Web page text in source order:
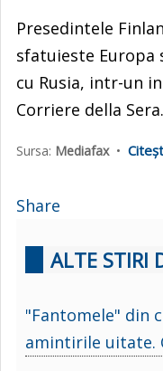
Presedintele
sfatuieste Europa
cu Rusia, intr-un
Corriere della Sera.
Sursa: Mediafax•
Share
ALTE STIRI
"Fantomele" din
amintirile uitate.